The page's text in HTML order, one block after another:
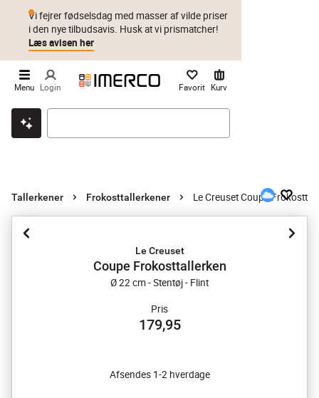
Klik & hent Byt i 1 år Prismatch
Vi fejrer fødselsdag med masser af vilde priser
i den nye tilbudsavis. Husk at vi prismatcher!
Læs avisen her
Menu Login Favorit Kurv
Tallerkener Frokosttallerkener Le Creuset Coupe
Le Creuset
Coupe Frokosttallerken
Ø 22 cm - Stentøj - Flint
Pris
179,95
Afsendes 1-2 hverdage